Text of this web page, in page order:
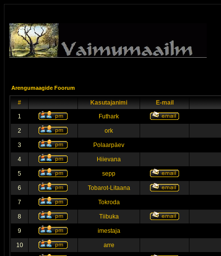
Arengumaagide Foorum
# Kasutajanimi
E-mail
1
Futhark
2 ork
3 Polaarpäev
4 Hiievana
5 sepp
6 Tobarot-Litaana
7 Tokroda
8 Tiibuka
9 imestaja
10 arre